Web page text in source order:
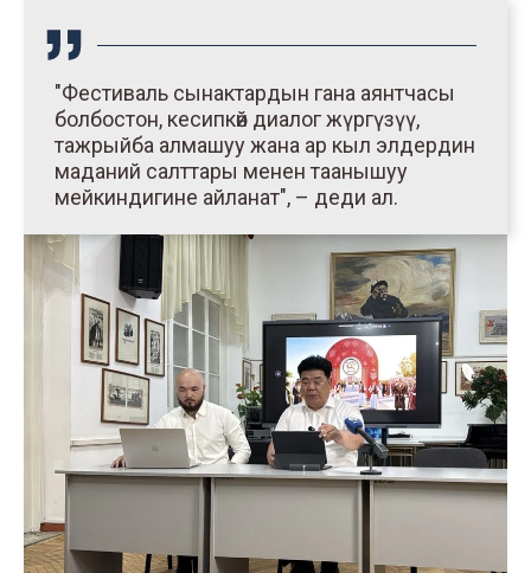
"Фестиваль сынактардын гана аянтчасы
болбостон, кесипкөй диалог жүргүзүү,
тажрыйба алмашуу жана ар кыл элдердин
маданий салттары менен таанышуу
мейкиндигине айланат", – деди ал.